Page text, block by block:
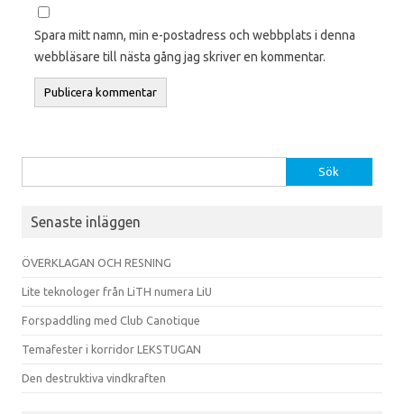
Spara mitt namn, min e-postadress och webbplats i denna
webbläsare till nästa gång jag skriver en kommentar.
Senaste inläggen
ÖVERKLAGAN OCH RESNING
Lite teknologer från LiTH numera LiU
Forspaddling med Club Canotique
Temafester i korridor LEKSTUGAN
Den destruktiva vindkraften